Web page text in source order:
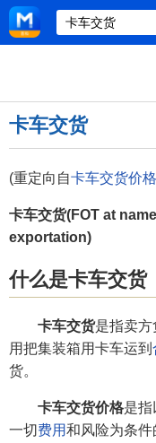
卡车交货
(重定向自卡车交货价格
卡车交货(FOT at
exportation)
什么是卡车交货
卡车交货是指卖方
用把集装箱用卡车运到
货。
卡车交货价格是指
一切费用和风险为条件